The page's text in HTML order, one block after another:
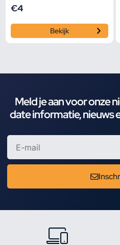
€4
Bekijk
Meld je aan voor onze
date informatie, nieuws